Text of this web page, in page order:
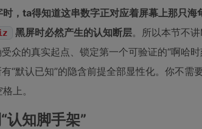
时，ta得知道这串数字正对应着屏幕上那只海
黑屏时必然产生的认知断层。所以本节不
众的真实起点、锁定第一个可验证的“啊哈
默认已知”的隐含前提全部显性化。你不需
上。
认知脚手架”